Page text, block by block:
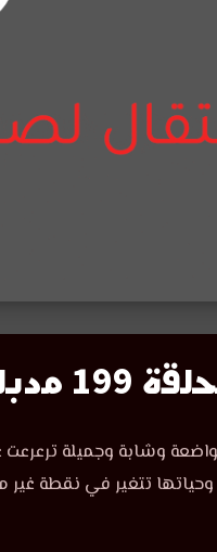
مدبلج
وشابة وجميلة ترعرعت
وحياتها تتغير في نقطة غير